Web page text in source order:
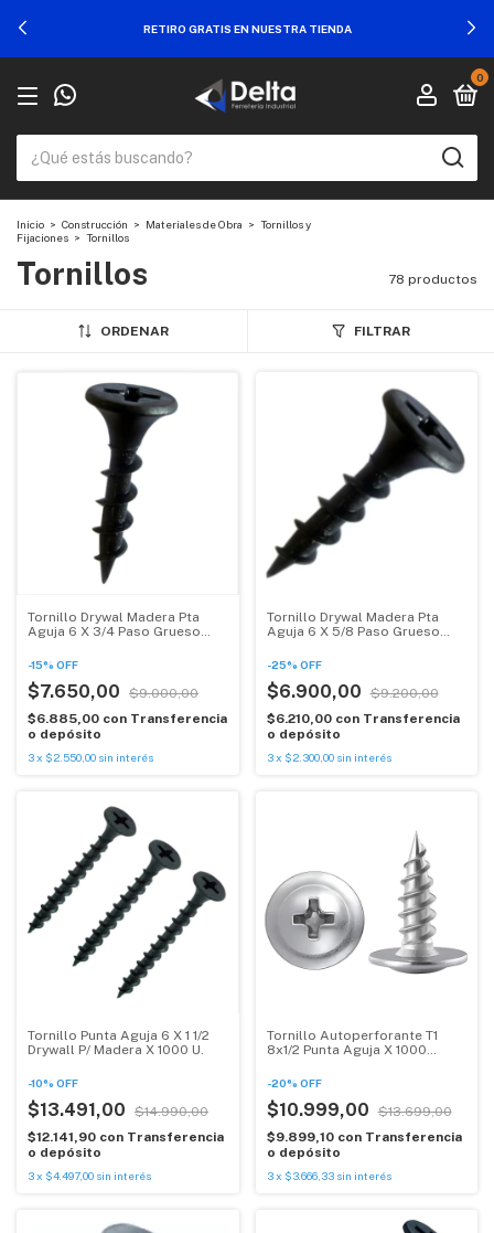
RETIRO GRATIS EN NUESTRA TIENDA
0
Inicio > Construcción > Materiales de Obra > Tornillos y
Fijaciones > Tornillos
Tornillos 78 productos
ORDENAR FILTRAR
Tornillo Drywal Madera Pta
Aguja 6 X 3/4 Paso Grueso
-15% OFF
$7.650,00
$9.000,00
$6.885,00 con Transferencia
o depósito
3x $2.550,00 sin interés
Tornillo Drywal Madera Pta
Aguja 6 X 5/8 Paso Grueso
-25% OFF
$6.900,00
$9.200,00
$6.210,00 con Transferencia
o depósito
3 x $2.300,00 sin interés
Tornillo Punta Aguja 6 X 1 1/2
Drywall P/ Madera X 1000 U.
-10% OFF
$13.491,00
$14.990,00
$12.141,90 con Transferencia
o depósito
3x $4.497,00 sin interés
Tornillo Autoperforante T1
8x1/2 Punta Aguja X 1000
-20% OFF
$10.999,00
$13.699,00
$9.899,10 con Transferencia
o depósito
3 x $3.666,33 sin interés